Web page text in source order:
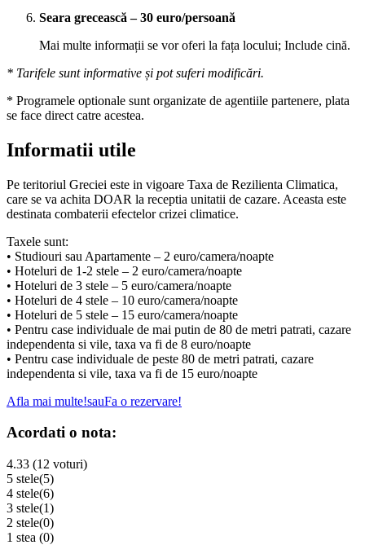
Seara grecească – 30 euro/persoană
Mai multe informații se vor oferi la fața locului; Include cină.
* Tarifele sunt informative și pot suferi modificări.
* Programele optionale sunt organizate de agentiile partenere, plata
se face direct catre acestea.
Informatii utile
Pe teritoriul Greciei este in vigoare Taxa de Rezilienta Climatica,
care se va achita DOAR la receptia unitatii de cazare. Aceasta este
destinata combaterii efectelor crizei climatice.
Taxele sunt:
• Studiouri sau Apartamente – 2 euro/camera/noapte
• Hoteluri de 1-2 stele – 2 euro/camera/noapte
• Hoteluri de 3 stele – 5 euro/camera/noapte
• Hoteluri de 4 stele – 10 euro/camera/noapte
• Hoteluri de 5 stele – 15 euro/camera/noapte
• Pentru case individuale de mai putin de 80 de metri patrati, cazare
independenta si vile, taxa va fi de 8 euro/noapte
• Pentru case individuale de peste 80 de metri patrati, cazare
independenta si vile, taxa va fi de 15 euro/noapte
Afla mai multe!sauFa o rezervare!
Acordati o nota:
4.33 (12 voturi)
5 stele(5)
4 stele(6)
3 stele(1)
2 stele(0)
1 stea (0)